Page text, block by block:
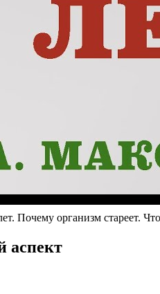
Почему организм стареет.
аспект